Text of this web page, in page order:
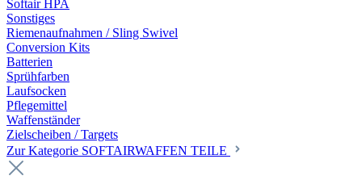
Softair HPA
Sonstiges
Riemenaufnahmen / Sling Swivel
Conversion Kits
Batterien
Sprühfarben
Laufsocken
Pflegemittel
Waffenständer
Zielscheiben / Targets
Zur Kategorie SOFTAIRWAFFEN TEILE